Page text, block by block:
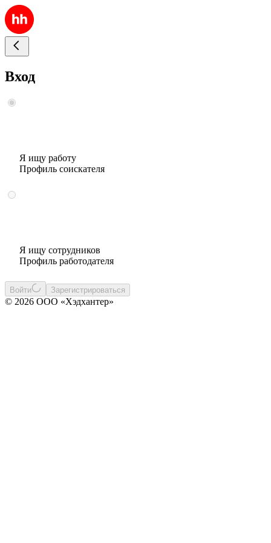
Вход
Я ищу работу
Профиль соискателя
Я ищу сотрудников
Профиль работодателя
Войти Зарегистрироваться
© 2026 ООО «Хэдхантер»